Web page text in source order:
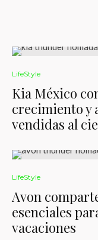
LifeStyle
Kia México
crecimiento y
vendidas al
LifeStyle
Avon
esenciales
vacaciones